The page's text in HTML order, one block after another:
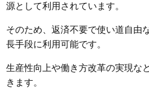
源として利用されています。
そのため、返済不要で使い道自由
長手段に利用可能です。
生産性向上や働き方改革の実現な
きます。